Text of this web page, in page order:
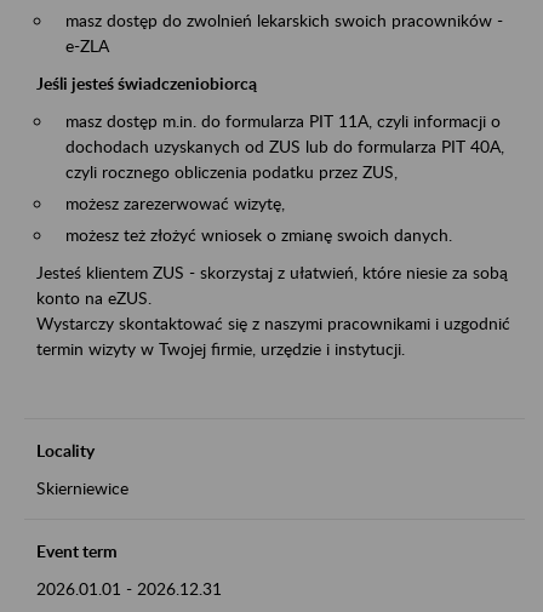
masz dostęp do zwolnień lekarskich swoich pracowników -
e-ZLA
Jeśli jesteś świadczeniobiorcą
masz dostęp m.in. do formularza PIT 11A, czyli informacji o
dochodach uzyskanych od ZUS lub do formularza PIT 40A,
czyli rocznego obliczenia podatku przez ZUS,
możesz zarezerwować wizytę,
możesz też złożyć wniosek o zmianę swoich danych.
Jesteś klientem ZUS - skorzystaj z ułatwień, które niesie za sobą
konto na eZUS.
Wystarczy skontaktować się z naszymi pracownikami i uzgodnić
termin wizyty w Twojej firmie, urzędzie i instytucji.
Locality
Skierniewice
Event term
2026.01.01 - 2026.12.31